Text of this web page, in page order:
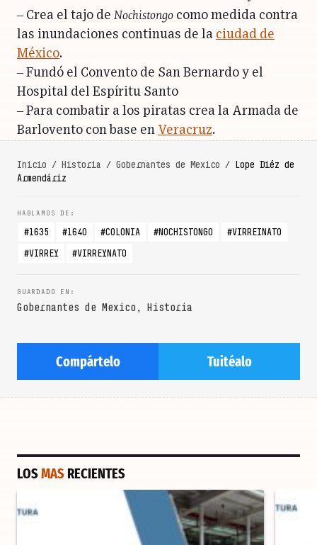
– Crea el tajo de Nochistongo como medida contra
las inundaciones continuas de la ciudad de
México.
– Fundó el Convento de San Bernardo y el
Hospital del Espíritu Santo
– Para combatir a los piratas crea la Armada de
Barlovento con base en Veracruz.
Inicio / Historia / Gobernantes de Mexico / Lope Diéz de
Armendáriz
1635 1640 COLONIA NOCHISTONGO
VIRREINATO
VIRREY
VIRREYNATO
Gobernantes de Mexico , Historia
Compártelo Tuitéalo
LOSMAS RECIENTES